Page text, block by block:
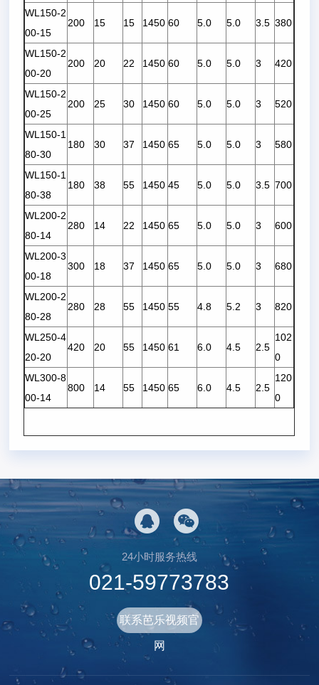
WL150-2
00-15
200 15 15 1450 60 5.0 5.0 3.5 380
WL150-2
00-20
200 20 22 1450 60 5.0 5.0 3 420
WL150-2
00-25
200 25 30 1450 60 5.0 5.0 3 520
WL150-1
80-30
180 30 37 1450 65 5.0 5.0 3 580
WL150-1
80-38
180 38 55 1450 45 5.0 5.0 3.5 700
WL200-2
80-14
280 14 22 1450 65 5.0 5.0 3 600
WL200-3
00-18
300 18 37 1450 65 5.0 5.0 3 680
WL200-2
80-28
280 28 55 1450 55 4.8 5.2 3 820
WL250-4
20-20
420 20 55 1450 61 6.0 4.5 2.5
102
0
WL300-8
00-14
800 14 55 1450 65 6.0 4.5 2.5
120
0
24小时服务热线
021-59773783
联系芭乐视频官
网